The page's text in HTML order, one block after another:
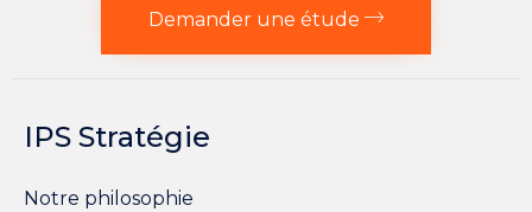
Demander une étude
IPS Stratégie
Notre philosophie